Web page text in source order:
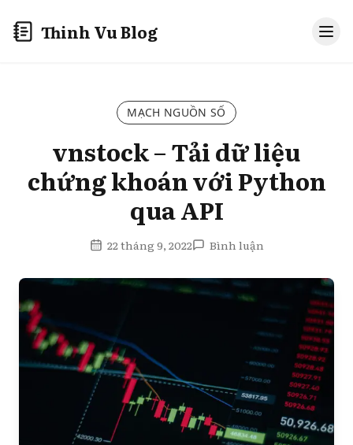
Thinh Vu Blog
MẠCH NGUỒN SỐ
vnstock – Tải dữ liệu
chứng khoán với Python
qua API
22 tháng 9, 2022 Bình luận